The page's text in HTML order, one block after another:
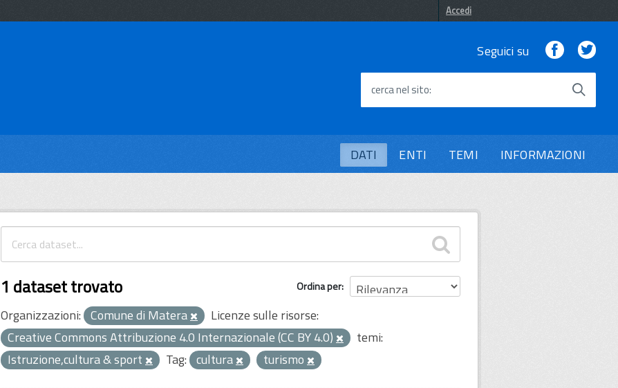
Accedi
Seguici su Facebook
cerca nel sito
DATI ENTI TEMI INFORMAZIONI
Ordina per
1 dataset trovato
Organizzazioni: Comune di Matera
Licenze sulle risorse:
Creative Commons Attribuzione 4.0 Internazionale (CC BY 4.0)
temi:
Istruzione,cultura & sport
Tag: cultura turismo